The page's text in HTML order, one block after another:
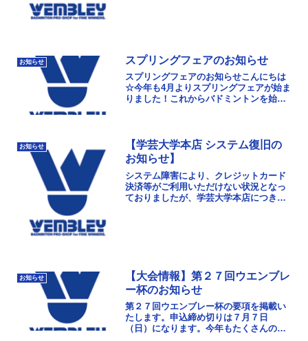
お知らせ スプリングフェアのお知らせ
スプリングフェアのお知らせこんにちは
☆今年も4月よりスプリングフェアが始ま
りました！これからバドミントンを始め
お知らせ
【学芸大学本店 システム復旧の
お知らせ】
システム障害により、クレジットカード
決済等がご利用いただけない状況となっ
ておりましたが、学芸大学本店につきま
お知らせ
【大会情報】第２７回ウエンブレ
ー杯のお知らせ
第２７回ウエンブレー杯の要項を掲載い
たします。申込締め切りは７月７日
（日）になります。今年もたくさんのご